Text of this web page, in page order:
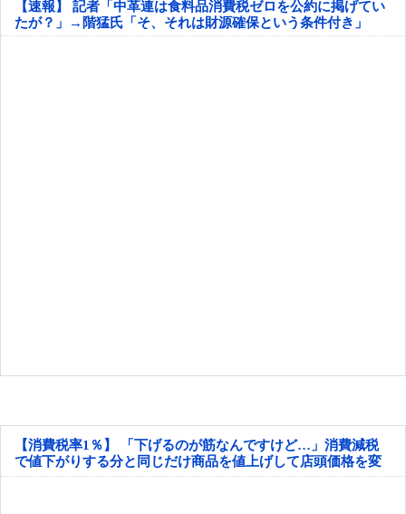
【速報】 記者「中革連は食料品消費税ゼロを公約に掲げてい
たが？」→階猛氏「そ、それは財源確保という条件付き」
【消費税率1％】 「下げるのが筋なんですけど…」消費減税
で値下がりする分と同じだけ商品を値上げして店頭価格を変
えない店も